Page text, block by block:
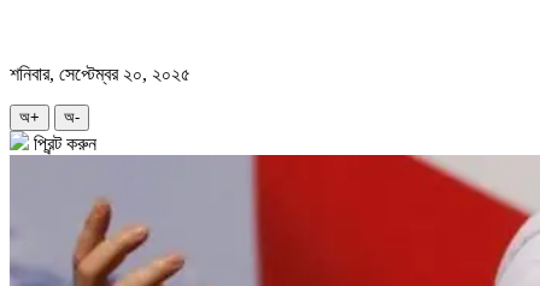
শনিবার, সেপ্টেম্বর ২০, ২০২৫
অ+ অ-
প্রিন্ট করুন